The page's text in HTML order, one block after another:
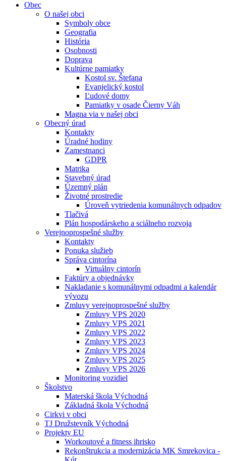
Obec
O našej obci
Symboly obce
Geografia
História
Osobnosti
Doprava
Kultúrne pamiatky
Kostol sv. Štefana
Evanjelický kostol
Ľudové domy
Pamiatky v osade Čierny Váh
Magna via v našej obci
Obecný úrad
Kontakty
Úradné hodiny
Zamestnanci
GDPR
Matrika
Stavebný úrad
Územný plán
Životné prostredie
Úroveň vytriedenia komunálnych odpadov
Tlačivá
Plán hospodárskeho a sciálneho rozvoja
Verejnoprospešné služby
Kontakty
Ponuka služieb
Správa cintorína
Virtuálny cintorín
Faktúry a objednávky
Nakladanie s komunálnymi odpadmi a kalendár
vývozu
Zmluvy verejnoprospešné služby
Zmluvy VPS 2020
Zmluvy VPS 2021
Zmluvy VPS 2022
Zmluvy VPS 2023
Zmluvy VPS 2024
Zmluvy VPS 2025
Zmluvy VPS 2026
Monitoring vozidiel
Školstvo
Materská škola Východná
Základná škola Východná
Cirkvi v obci
TJ Družstevník Východná
Projekty EU
Workoutové a fitness ihrisko
Rekonštrukcia a modernizácia MK Smrekovica -